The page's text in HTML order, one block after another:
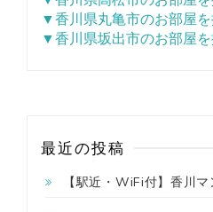
▼香川県丸亀市のお部屋
▼香川県坂出市のお部屋
最近の投稿
【駅近・WiFi付】香川